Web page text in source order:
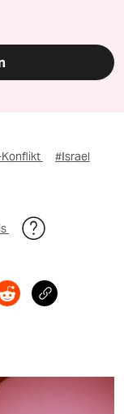
#Israel